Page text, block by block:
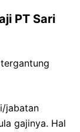
PT Sari
jabatan
gajinya. Hal